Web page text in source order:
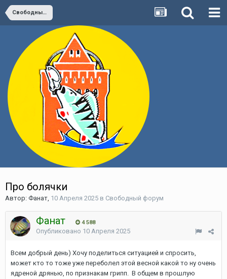
Свободный форум
Про болячки
Автор: Фанат, 10 Апреля 2025 в Свободный форум
Фанат 4 588
Опубликовано 10 Апреля 2025
Всем добрый день) Хочу поделиться ситуацией и спросить,
может кто то тоже уже переболел этой весной какой то ну очень
ядреной дрянью, по признакам грипп. В общем в прошлую